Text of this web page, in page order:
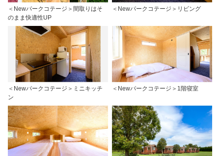
＜Newパークコテージ＞間取りはそ
のまま快適性UP
＜Newパークコテージ＞リビング
＜Newパークコテージ＞ミニキッチ
ン
＜Newパークコテージ＞1階寝室